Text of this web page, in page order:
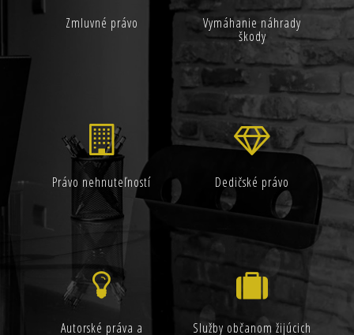
Zmluvné právo Vymáhanie náhrady
škody
Právo nehnuteľností Dedičské právo
Autorské práva a Služby občanom žijúcich